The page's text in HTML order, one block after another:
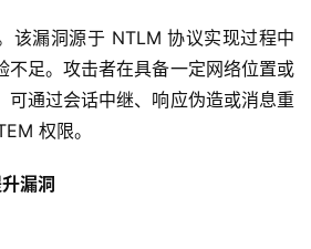
该漏洞源于 NTLM 协议实现过程中
不足。攻击者在具备一定网络位置或
可通过会话中继、响应伪造或消息重
权限。
漏洞